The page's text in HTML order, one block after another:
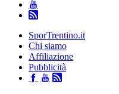
SporTrentino.it
Chi siamo
Affiliazione
Pubblicità